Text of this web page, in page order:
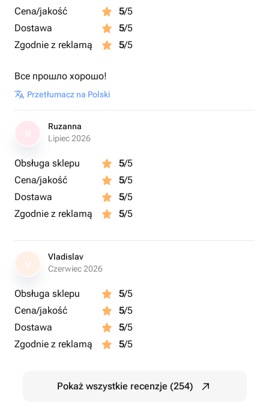
Cena/jakość 5/5
Dostawa
5/5
Zgodnie z reklamą
5/5
Все прошло хорошо!
Przetłumacz na Polski
Ruzanna
Lipiec 2026
Obsługa sklepu 5/5
Cena/jakość
5/5
Dostawa
5/5
Zgodnie z reklamą
5/5
V
Vladislav
Czerwiec 2026
Obsługa sklepu 5/5
Cena/jakość
5/5
Dostawa
5/5
Zgodnie z reklamą
5/5
Pokaż wszystkie recenzje (254)